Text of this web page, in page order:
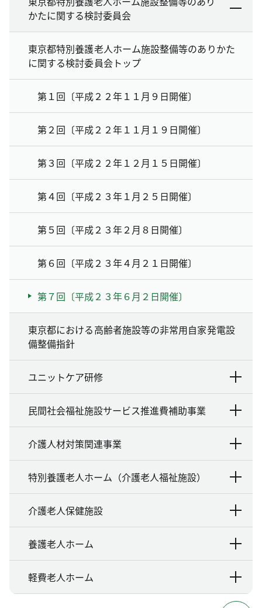
かたに関する検討委員会
東京都特別養護老人ホーム施設整備等のありかた
に関する検討委員会トップ
第１回〔平成２２年１１月９日開催〕
第２回〔平成２２年１１月１９日開催〕
第３回〔平成２２年１２月１５日開催〕
第４回〔平成２３年１月２５日開催〕
第５回〔平成２３年２月８日開催〕
第６回〔平成２３年４月２１日開催〕
第７回〔平成２３年６月２日開催〕
東京都における高齢者施設等の非常用自家発電設
備整備指針
ユニットケア研修
民間社会福祉施設サービス推進費補助事業
介護人材対策関連事業
特別養護老人ホーム（介護老人福祉施設）
介護老人保健施設
養護老人ホーム
軽費老人ホーム